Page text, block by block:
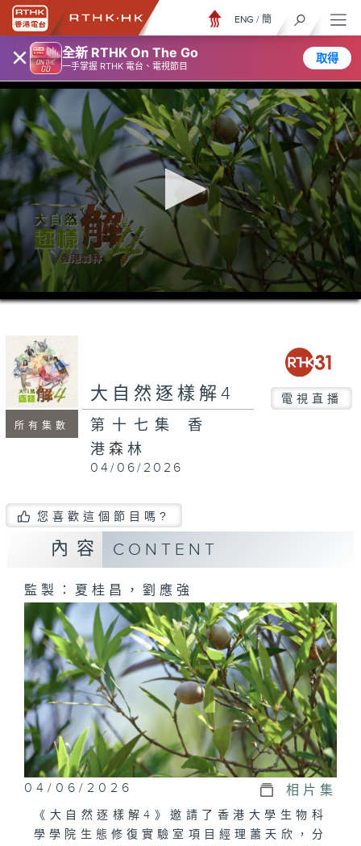
× 全新 RTHK On The Go
一手掌握 RTHK 電台、電視節目
取得
ENG / 簡
seconds
minutes,
seconds
所有集數
大自然逐樣解4 電視直播
第十七集 香
港森林
04/06/2026
您喜歡這個節目嗎?
內容 CONTENT
監製：夏桂昌，劉應強
04/06/2026 相片集
《大自然逐樣解4》邀請了香港大學生物科
學學院生態修復實驗室項目經理蕭天欣，分